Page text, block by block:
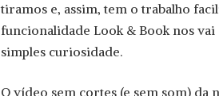
tiramos e, assim, tem o trabalho
funcionalidade Look & Book nos
simples curiosidade.
O vídeo sem cortes (e sem som) da